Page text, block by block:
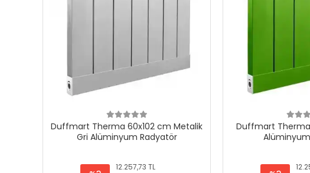
Duffmart Therma 60x102 cm Metalik
Gri Alüminyum Radyatör
12.257,73 TL
Duffmart Therma